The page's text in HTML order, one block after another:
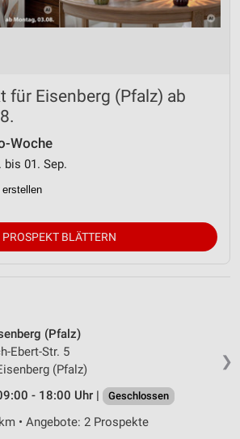
für Eisenberg (Pfalz) ab
Woche
bis 01. Sep.
erstellen
PROSPEKT BLÄTTERN
❯
(Pfalz)
Ebert-Str. 5
(Pfalz)
- 18:00 Uhr |
Geschlossen
• Angebote: 2 Prospekte